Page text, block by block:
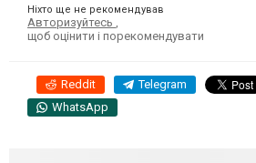
Ніхто ще не рекомендував
Авторизуйтесь
щоб оцінити і порекомендувати
Reddit Telegram
WhatsApp